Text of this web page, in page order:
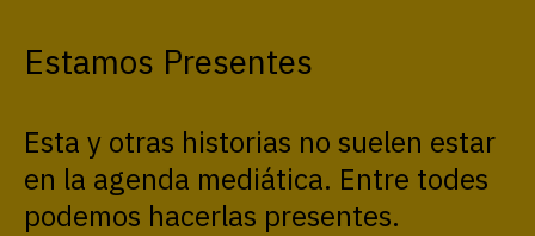
Estamos Presentes
Esta y otras historias no suelen estar
en la agenda mediática. Entre todes
podemos hacerlas presentes.